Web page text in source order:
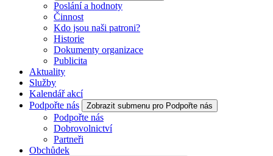
Poslání a hodnoty
Činnost
Kdo jsou naši patroni?
Historie
Dokumenty organizace
Publicita
Aktuality
Služby
Kalendář akcí
Podpořte nás
Zobrazit submenu pro Podpořte nás
Podpořte nás
Dobrovolnictví
Partneři
Obchůdek